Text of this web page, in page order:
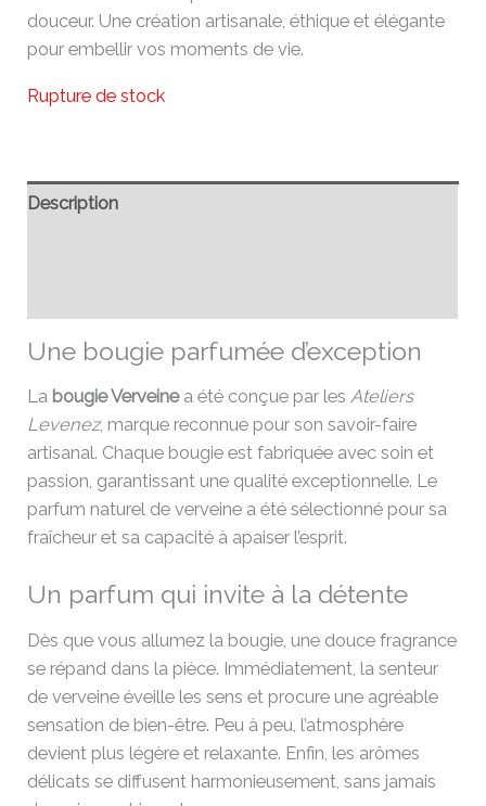
douceur. Une création artisanale, éthique et élégante
pour embellir vos moments de vie.
Rupture de stock
Description
Une bougie parfumée d’exception
La bougie Verveinea été conçue par lesAteliers
Levenez, marque reconnue pour son savoir-faire
artisanal. Chaque bougie est fabriquée avec soin et
passion, garantissant une qualité exceptionnelle. Le
parfum naturel de verveine a été sélectionné pour sa
fraîcheur et sa capacité à apaiser l’esprit.
Un parfum qui invite à la détente
Dès que vous allumez la bougie, une douce fragrance
se répand dans la pièce. Immédiatement, la senteur
de verveine éveille les sens et procure une agréable
sensation de bien-être. Peu à peu, l’atmosphère
devient plus légère et relaxante. Enfin, les arômes
délicats se diffusent harmonieusement, sans jamais